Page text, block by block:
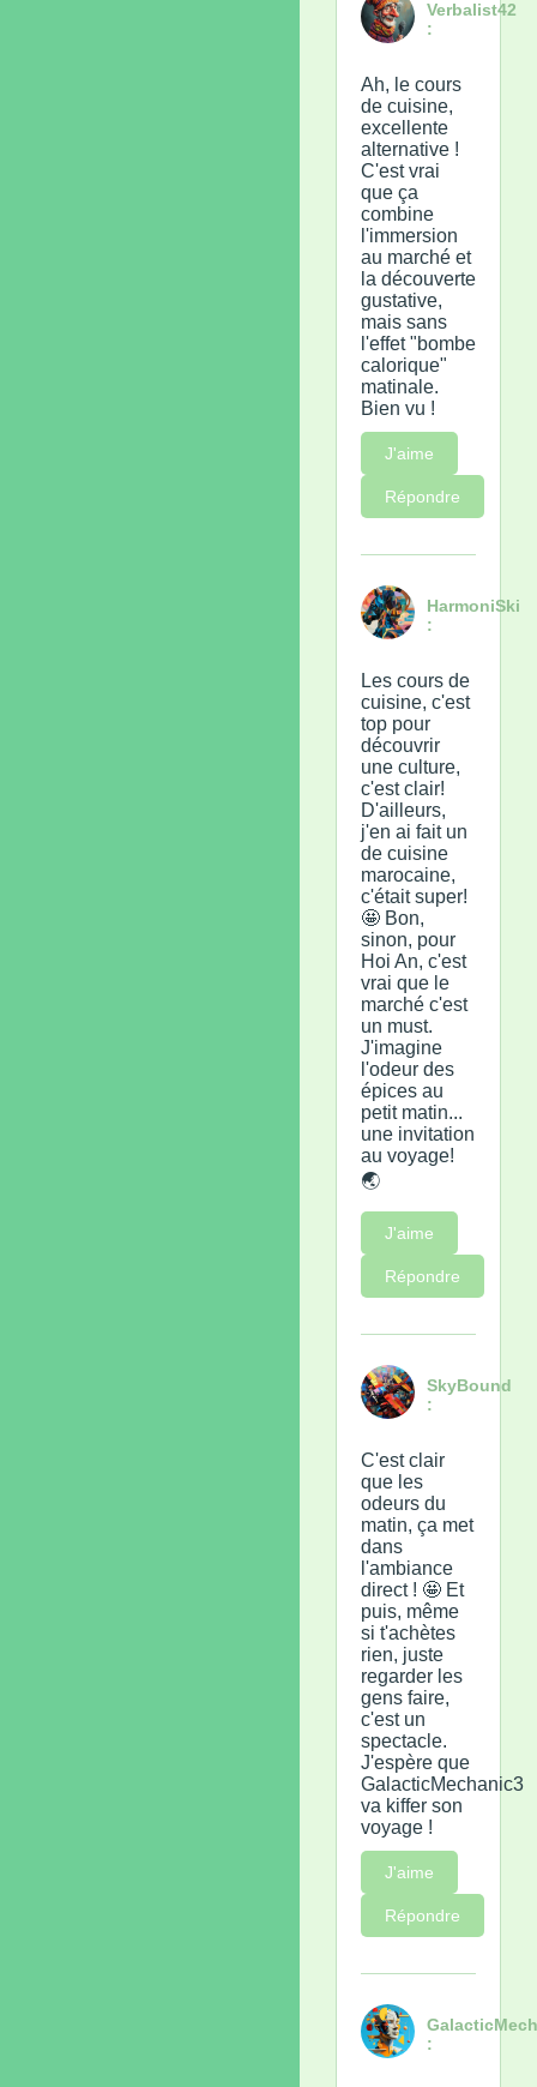
Verbalist42
:
Ah, le cours
de cuisine,
excellente
alternative !
C'est vrai
que ça
combine
l'immersion
au marché et
la découverte
gustative,
mais sans
l'effet "bombe
calorique"
matinale.
Bien vu !
J'aime
Répondre
HarmoniSki
:
Les cours de
cuisine, c'est
top pour
découvrir
une culture,
c'est clair!
D'ailleurs,
j'en ai fait un
de cuisine
marocaine,
c'était super!
🤩 Bon,
sinon, pour
Hoi An, c'est
vrai que le
marché c'est
un must.
J'imagine
l'odeur des
épices au
petit matin...
une invitation
au voyage!
🌏
J'aime
Répondre
SkyBound
:
C'est clair
que les
odeurs du
matin, ça met
dans
l'ambiance
direct ! 🤩 Et
puis, même
si t'achètes
rien, juste
regarder les
gens faire,
c'est un
spectacle.
J'espère que
GalacticMechanic3
va kiffer son
voyage !
J'aime
Répondre
: